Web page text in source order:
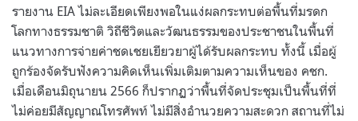
รายงาน EIA ไม่ละเอียดเพียงพอในแง่ผลกระทบต่อพื้นที่มรดก
โลกทางธรรมชาติ วิถีชีวิตและวัฒนธรรมของประชาชนในพื้นที่
แนวทางการจ่ายค่าชดเชยเยียวยาผู้ได้รับผลกระทบ ทั้งนี้ เมื่อผู้
ถูกร้องจัดรับฟังความคิดเห็นเพิ่มเติมตามความเห็นของ คชก.
เมื่อเดือนมิถุนายน 2566 ก็ปรากฏว่าพื้นที่จัดประชุมเป็นพื้นที่ที่
ไม่ค่อยมีสัญญาณโทรศัพท์ ไม่มีสิ่งอำนวยความสะดวก สถานที่ไม่